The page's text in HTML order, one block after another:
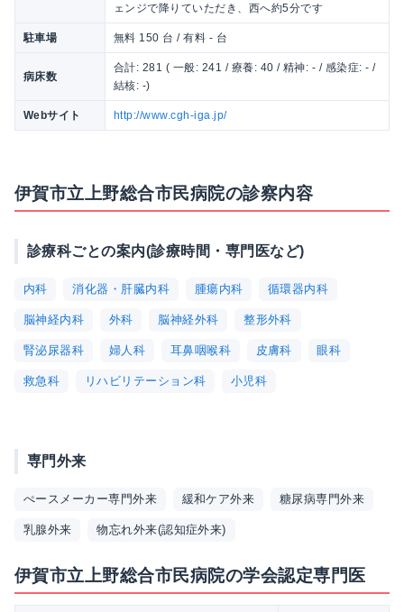
ェンジで降りていただき、西へ約5分です
駐車場 無料 150 台 / 有料 - 台
病床数
合計: 281 ( 一般: 241 / 療養: 40 / 精神: - / 感染症: - /
結核: -)
Webサイト http://www.cgh-iga.jp/
伊賀市立上野総合市民病院の診察内容
診療科ごとの案内(診療時間・専門医など)
内科 消化器・肝臓内科 腫瘍内科 循環器内科
脳神経内科 外科 脳神経外科 整形外科
腎泌尿器科 婦人科 耳鼻咽喉科 皮膚科 眼科
救急科 リハビリテーション科 小児科
専門外来
ぺースメーカー専門外来 緩和ケア外来 糖尿病専門外来
乳腺外来 物忘れ外来(認知症外来)
伊賀市立上野総合市民病院の学会認定専門医